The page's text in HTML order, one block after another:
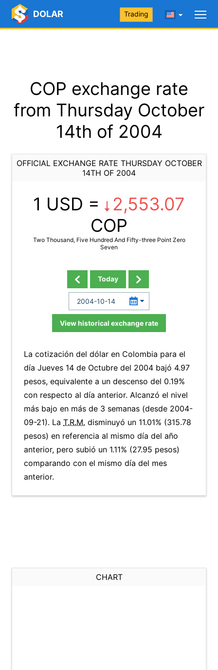
DOLAR Trading
COP exchange rate
from Thursday October
14th of 2004
OFFICIAL EXCHANGE RATE THURSDAY OCTOBER
14TH OF 2004
1 USD =
2,553.07
COP
Two Thousand, Five Hundred And Fifty-three Point Zero
Seven
Today
View historical exchange rate
La cotización del dólar en Colombia para el
día Jueves 14 de Octubre del 2004 bajó 4.97
pesos, equivalente a un descenso del 0.19%
con respecto al día anterior. Alcanzó el nivel
más bajo en más de 3 semanas (desde 2004-
09-21). La T.R.M. disminuyó un 11.01% (315.78
pesos) en referencia al mismo día del año
anterior, pero subió un 1.11% (27.95 pesos)
comparando con el mismo día del mes
anterior.
CHART